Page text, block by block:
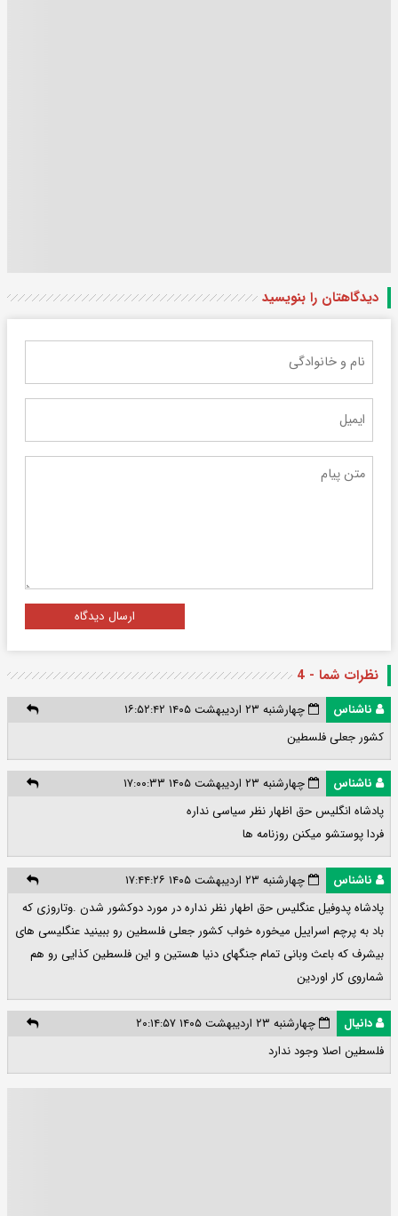
دیدگاهتان را بنویسید
ارسال دیدگاه
نظرات شما - 4
ناشناس
چهارشنبه ۲۳ اردیبهشت ۱۴۰۵ ۱۶:۵۲:۴۲
کشور جعلی فلسطین
ناشناس
چهارشنبه ۲۳ اردیبهشت ۱۴۰۵ ۱۷:۰۰:۳۳
پادشاه انگلیس حق اظهار نظر سیاسی نداره
فردا پوستشو میکنن روزنامه ها
ناشناس
چهارشنبه ۲۳ اردیبهشت ۱۴۰۵ ۱۷:۴۴:۲۶
پادشاه پدوفیل عنگلیس حق اطهار نظر نداره در مورد دوکشور شدن .وتاروزی که
باد به پرچم اسراییل میخوره خواب کشور جعلی فلسطین رو ببینید عنگلیسی های
بیشرف که باعث وبانی تمام جنگهای دنیا هستین و این فلسطین کذایی رو هم
شماروی کار اوردین
دانیال
چهارشنبه ۲۳ اردیبهشت ۱۴۰۵ ۲۰:۱۴:۵۷
فلسطین اصلا وجود ندارد